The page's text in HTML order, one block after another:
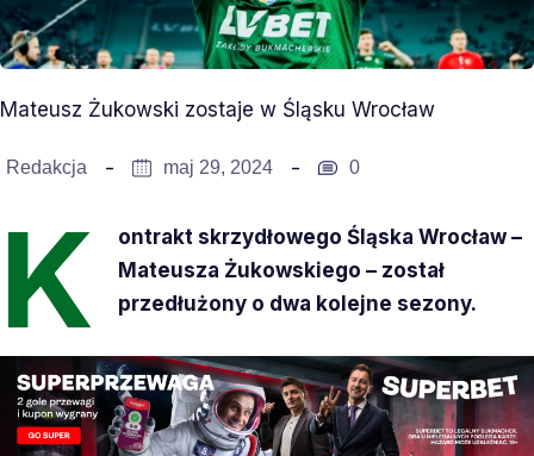
Mateusz Żukowski zostaje w Śląsku Wrocław
Redakcja maj 29, 2024 0
K
ontrakt skrzydłowego Śląska Wrocław –
Mateusza Żukowskiego – został
przedłużony o dwa kolejne sezony.